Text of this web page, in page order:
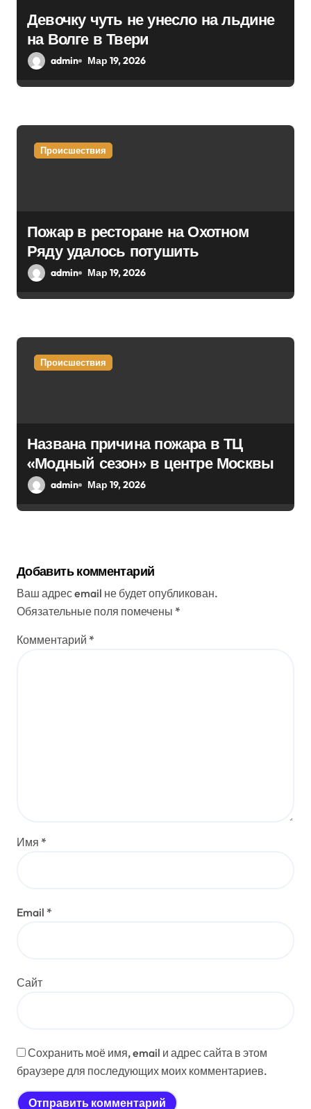
а
п
и
я
Девочку чуть не унесло на льдине
на Волге в Твери
admin Мар 19, 2026
Происшествия
Пожар в ресторане на Охотном
Ряду удалось потушить
admin Мар 19, 2026
Происшествия
Названа причина пожара в ТЦ
«Модный сезон» в центре Москвы
admin Мар 19, 2026
Добавить комментарий
Ваш адрес email не будет опубликован.
Обязательные поля помечены *
Комментарий *
Имя *
Email *
Сайт
Сохранить моё имя, email и адрес сайта в этом
браузере для последующих моих комментариев.